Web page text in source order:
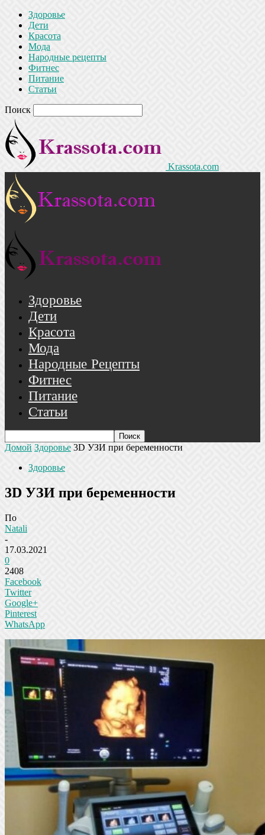
Здоровье
Дети
Красота
Мода
Народные рецепты
Фитнес
Питание
Статьи
Поиск
Krassota.com
Здоровье
Дети
Красота
Мода
Народные Рецепты
Фитнес
Питание
Статьи
Домой Здоровье 3D УЗИ при беременности
Здоровье
3D УЗИ при беременности
По
Natali
-
17.03.2021
0
2408
Facebook
Twitter
Google+
Pinterest
WhatsApp